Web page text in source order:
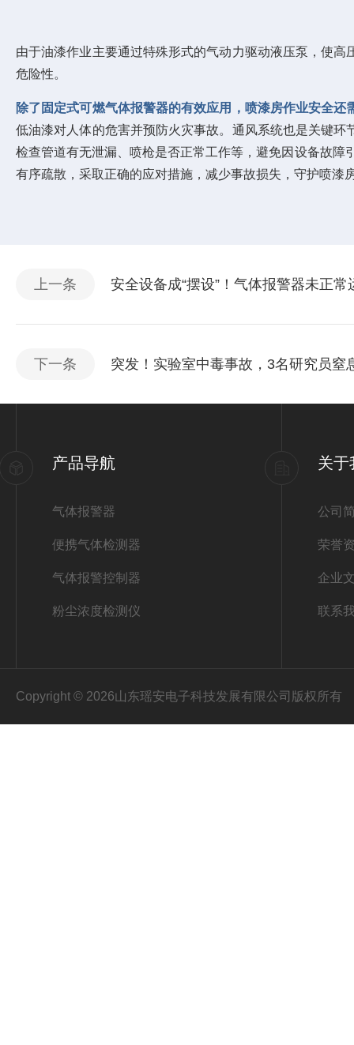
由于油漆作业主要通过特殊形式的气动力驱动液压泵，使
危险性。
除了固定式可燃气体报警器的有效应用，喷漆房作业安全还
低油漆对人体的危害并预防火灾事故。通风系统也是关键
检查管道有无泄漏、喷枪是否正常工作等，避免因设备故
有序疏散，采取正确的应对措施，减少事故损失，守护喷漆
上一条 安全设备成“摆设”！气体报警器未正常
下一条 突发！实验室中毒事故，3名研究员窒
产品导航
气体报警器
便携气体检测器
气体报警控制器
粉尘浓度检测仪
关于
公司
荣誉
企业
联系
Copyright © 2026山东瑶安电子科技发展有限公司版权所有